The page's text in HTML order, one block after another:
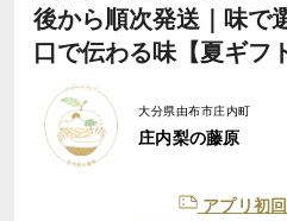
後から順次発送｜味で
口で伝わる味【夏ギフ
大分県由布市庄内町
庄内梨の藤原
アプリ初